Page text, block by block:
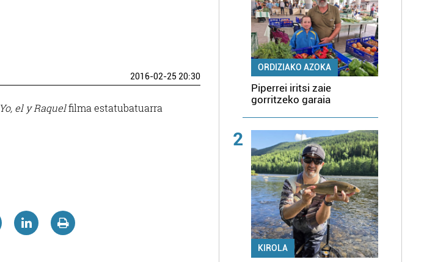
2016-02-25 20:30
Yo, el y Raquelfilma estatubatuarra
ORDIZIAKO AZOKA
Piperrei iritsi zaie
gorritzeko garaia
2
KIROLA